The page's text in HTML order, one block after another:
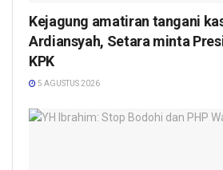
Kejagung amatiran tangani
Ardiansyah, Setara minta
KPK
5 AGUSTUS 2026